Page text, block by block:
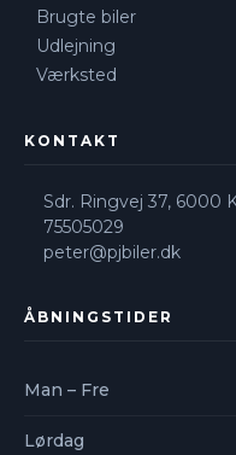
Brugte biler
Udlejning
Værksted
KONTAKT
Sdr. Ringvej 37, 6000
75505029
peter@pjbiler.dk
ÅBNINGSTIDER
Man – Fre
Lørdag